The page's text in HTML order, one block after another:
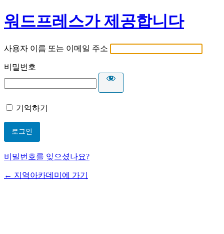
워드프레스가 제공합니다
사용자 이름 또는 이메일 주소
비밀번호
기억하기
비밀번호를 잊으셨나요?
← 지역아카데미에 가기